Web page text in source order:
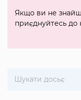
Якщо ви не
приєднуйтесь до